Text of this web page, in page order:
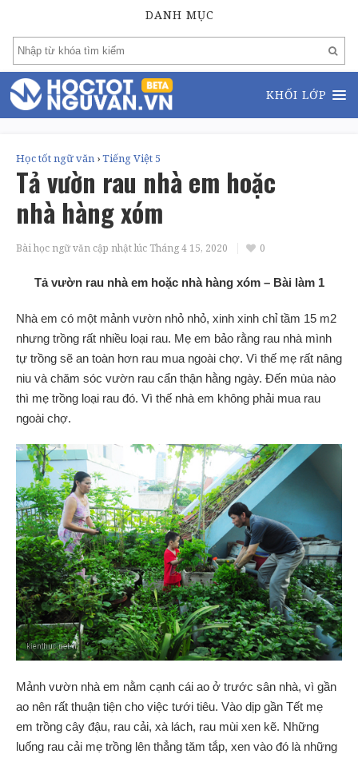
DANH MỤC
KHỐI LỚP
Học tốt ngữ văn ›Tiếng Việt 5
Tả vườn rau nhà em hoặc
nhà hàng xóm
Bài học ngữ văn cập nhật lúc Tháng 4 15, 2020 0
Tả vườn rau nhà em hoặc nhà hàng xóm– Bài làm 1
Nhà em có một mảnh vườn nhỏ nhỏ, xinh xinh chỉ tầm 15 m2
nhưng trồng rất nhiều loại rau. Mẹ em bảo rằng rau nhà mình
tự trồng sẽ an toàn hơn rau mua ngoài chợ. Vì thế mẹ rất nâng
niu và chăm sóc vườn rau cẩn thận hằng ngày. Đến mùa nào
thì mẹ trồng loại rau đó. Vì thế nhà em không phải mua rau
ngoài chợ.
Mảnh vườn nhà em nằm cạnh cái ao ở trước sân nhà, vì gần
ao nên rất thuận tiện cho việc tưới tiêu. Vào dịp gần Tết mẹ
em trồng cây đậu, rau cải, xà lách, rau mùi xen kẽ. Những
luống rau cải mẹ trồng lên thẳng tăm tắp, xen vào đó là những